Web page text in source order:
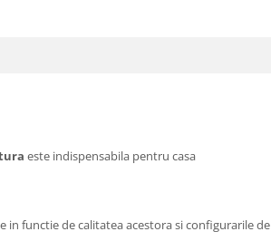
este indispensabila pentru casa
functie de calitatea acestora si configurarile de